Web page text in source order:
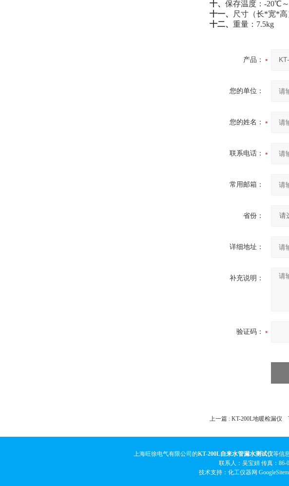
十、 保存温度：-20℃
十一、
尺寸（长*宽*高
十二、 重量：7.5kg
产品：
您的单位：
您的姓名：
联系电话：
常用邮箱：
省份：
详细地址：
补充说明：
验证码：
上一篇 : KT-200L地暖检漏仪
上海旺徐电气有限公司的KT-200L自来水管漏水测试仪等信
联系人：吴宝娟 传真：86-
技术支持：化工仪器网